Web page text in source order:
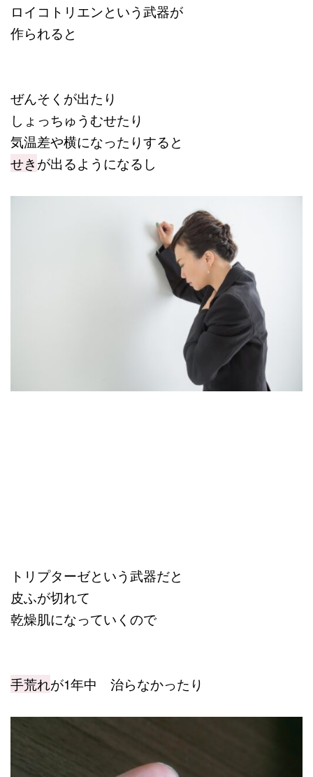
ロイコトリエンという武器が
作られると
ぜんそくが出たり
しょっちゅうむせたり
気温差や横になったりすると
せきが出るようになるし
トリプターゼという武器だと
皮ふが切れて
乾燥肌になっていくので
手荒れが1年中 治らなかったり